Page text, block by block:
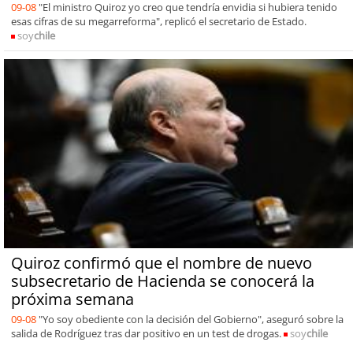
09-08 "El ministro Quiroz yo creo que tendría envidia si hubiera tenido
esas cifras de su megarreforma", replicó el secretario de Estado.
soychile
Quiroz confirmó que el nombre de nuevo
subsecretario de Hacienda se conocerá la
próxima semana
09-08 "Yo soy obediente con la decisión del Gobierno", aseguró sobre la
salida de Rodríguez tras dar positivo en un test de drogas.
soychile